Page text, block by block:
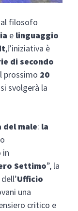
al filosofo
e linguaggio
,l’iniziativa è
di secondo
prossimo 20
si svolgerà la
del male: la
in
Settimo”, la
Ufficio
una
critico e